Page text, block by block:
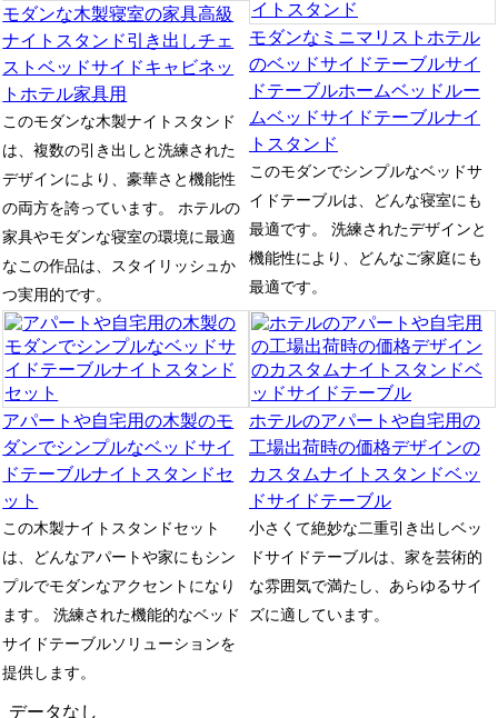
モダンな木製寝室の家具高級
ナイトスタンド引き出しチェ
ストベッドサイドキャビネッ
トホテル家具用
このモダンな木製ナイトスタンド
は、複数の引き出しと洗練された
デザインにより、豪華さと機能性
の両方を誇っています。 ホテルの
家具やモダンな寝室の環境に最適
なこの作品は、スタイリッシュか
つ実用的です。
モダンなミニマリストホテル
のベッドサイドテーブルサイ
ドテーブルホームベッドルー
ムベッドサイドテーブルナイ
トスタンド
このモダンでシンプルなベッドサ
イドテーブルは、どんな寝室にも
最適です。 洗練されたデザインと
機能性により、どんなご家庭にも
最適です。
アパートや自宅用の木製のモ
ダンでシンプルなベッドサイ
ドテーブルナイトスタンドセ
ット
この木製ナイトスタンドセット
は、どんなアパートや家にもシン
プルでモダンなアクセントになり
ます。 洗練された機能的なベッド
サイドテーブルソリューションを
提供します。
ホテルのアパートや自宅用の
工場出荷時の価格デザインの
カスタムナイトスタンドベッ
ドサイドテーブル
小さくて絶妙な二重引き出しベッ
ドサイドテーブルは、家を芸術的
な雰囲気で満たし、あらゆるサイ
ズに適しています。
データなし